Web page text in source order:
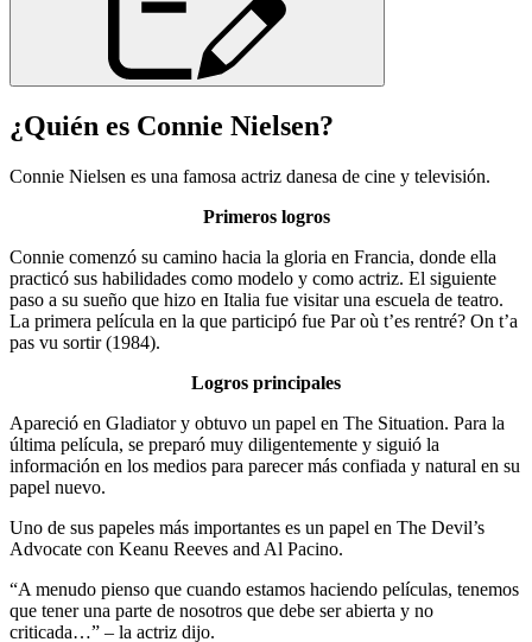
¿Quién es Connie Nielsen?
Connie Nielsen es una famosa actriz danesa de cine y televisión.
Primeros logros
Connie comenzó su camino hacia la gloria en Francia, donde ella
practicó sus habilidades como modelo y como actriz. El siguiente
paso a su sueño que hizo en Italia fue visitar una escuela de teatro.
La primera película en la que participó fue Par où t’es rentré? On t’a
pas vu sortir (1984).
Logros principales
Apareció en Gladiator y obtuvo un papel en The Situation. Para la
última película, se preparó muy diligentemente y siguió la
información en los medios para parecer más confiada y natural en su
papel nuevo.
Uno de sus papeles más importantes es un papel en The Devil’s
Advocate con Keanu Reeves and Al Pacino.
“A menudo pienso que cuando estamos haciendo películas, tenemos
que tener una parte de nosotros que debe ser abierta y no
criticada…” – la actriz dijo.